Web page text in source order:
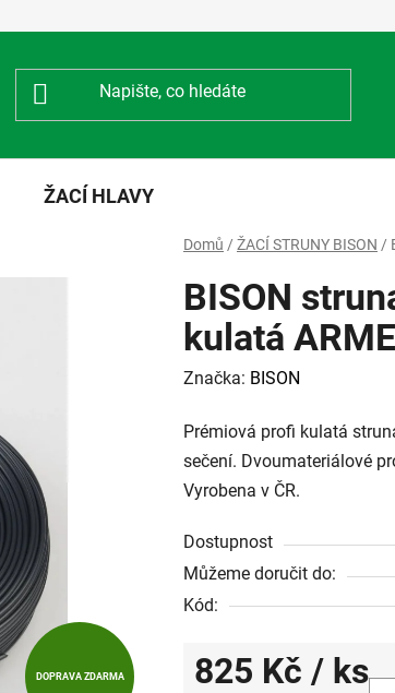
ŽACÍ HLAVY
Domů / ŽACÍ STRUNY BISON /
BISON
kulatá
Značka: BISON
Prémiová profi kulatá
sečení. Dvoumateriálové
Vyrobena v ČR.
Dostupnost
Můžeme doručit do:
Kód:
825 Kč / ks
DOPRAVA ZDARMA